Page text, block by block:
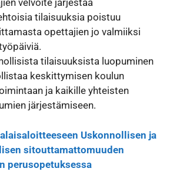
velvoite järjestää
tilaisuuksia poistuu
opettajien jo valmiiksi
tilaisuuksista luopuminen
keskittymisen koulun
ja kaikille yhteisten
järjestämiseen.
Uskonnollisen ja
sitouttamattomuuden
perusopetuksessa